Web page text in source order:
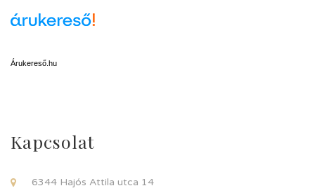
Árukereső.hu
Kapcsolat
6344 Hajós Attila utca 14